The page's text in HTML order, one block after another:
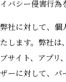
イバシー侵害行為
弊社に対して、個
たします。弊社は
ブサイト、アプリ
ザーに対して、パ